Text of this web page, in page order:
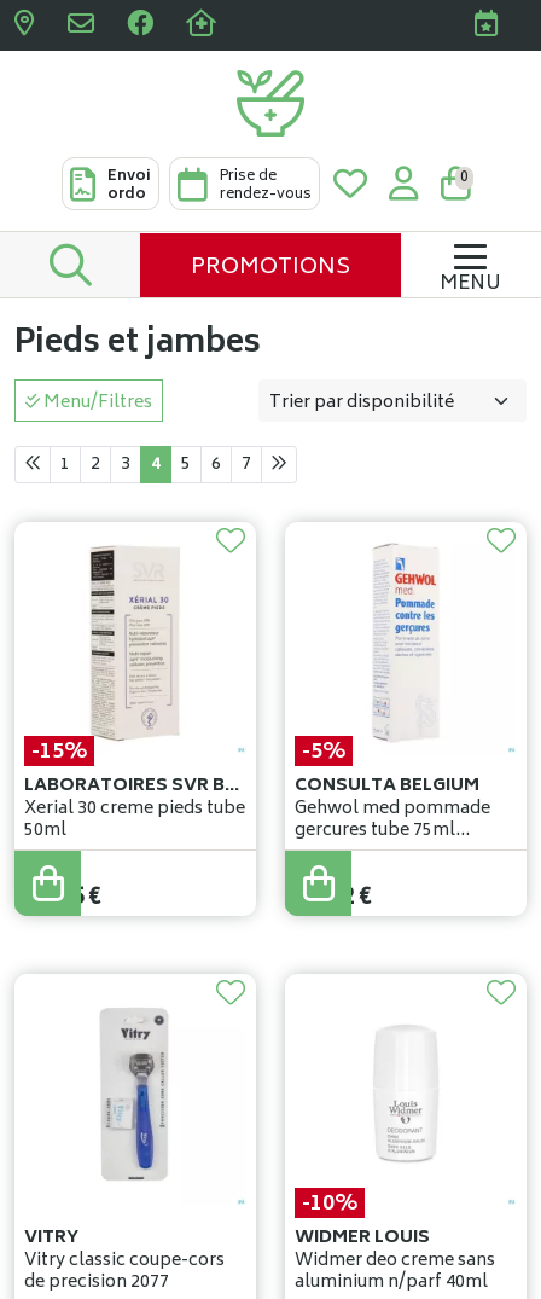
Pharmacies Clabots &
Envoi
ordo
Prise de
rendez-vous
0
PROMOTIONS MENU
Pieds et jambes
Menu/Filtres
1 2 3 4 5 6 7
-15%
LABORATOIRES SVR BELGIUM
Xerial 30 creme pieds tube
50ml
16,06
13,65€
-5%
CONSULTA BELGIUM
Gehwol med pommade
gercures tube 75ml
11140105
14,65
13,92€
VITRY
Vitry classic coupe-cors
de precision 2077
-10%
WIDMER LOUIS
Widmer deo creme sans
aluminium n/parf 40ml